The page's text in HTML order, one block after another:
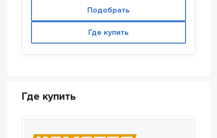
Подобрать
Где купить
Где купить